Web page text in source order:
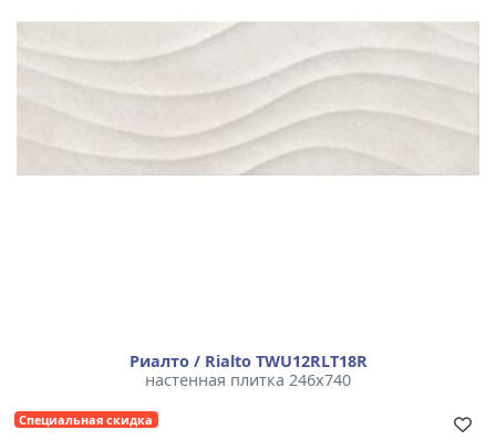
Риалто / Rialto TWU12RLT18R
настенная плитка 246x740
Специальная скидка